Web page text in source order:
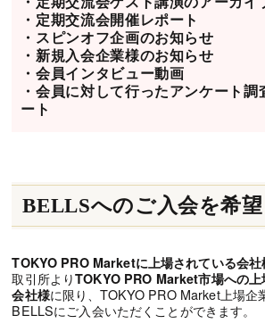
・定期交流会開催レポート
・スピンオフ企画のお知らせ
・新規入会企業様のお知らせ
・会員インタビュー動画
・会員に対して行ったアンケート調
ート
BELLSへのご入会を希
TOKYO PRO Marketに上場されている会社
取引所よりTOKYO PRO Market市場への上
会社様に限り、TOKYO PRO Market上場企
BELLSにご入会いただくことができます。